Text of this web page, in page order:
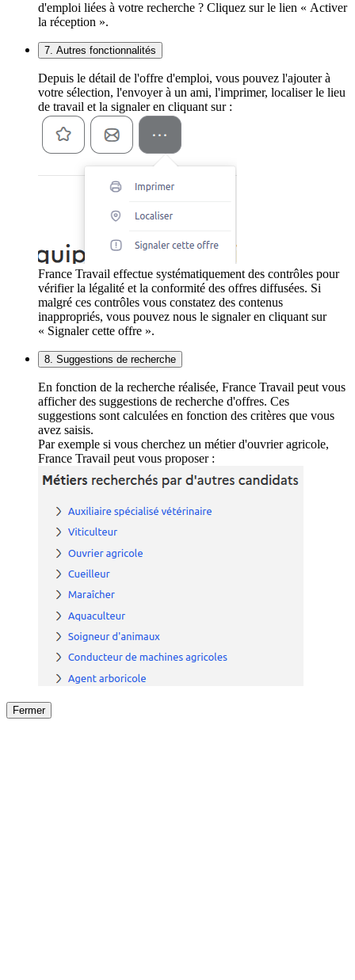
d'emploi liées à votre recherche ? Cliquez sur le lien « Activer
la réception ».
7. Autres fonctionnalités
Depuis le détail de l'offre d'emploi, vous pouvez l'ajouter à
votre sélection, l'envoyer à un ami, l'imprimer, localiser le lieu
de travail et la signaler en cliquant sur :
France Travail effectue systématiquement des contrôles pour
vérifier la légalité et la conformité des offres diffusées. Si
malgré ces contrôles vous constatez des contenus
inappropriés, vous pouvez nous le signaler en cliquant sur
« Signaler cette offre ».
8. Suggestions de recherche
En fonction de la recherche réalisée, France Travail peut vous
afficher des suggestions de recherche d'offres. Ces
suggestions sont calculées en fonction des critères que vous
avez saisis.
Par exemple si vous cherchez un métier d'ouvrier agricole,
France Travail peut vous proposer :
Fermer